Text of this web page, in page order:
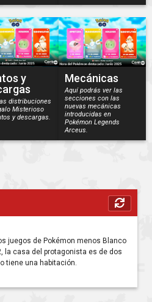
y
distribuciones
Misterioso
y descargas.
Mecánicas
Aquí podrás ver las
secciones con las
nuevas mecánicas
introducidas en
Pokémon Legends
Arceus.
juegos de Pokémon menos Blanco
la casa del protagonista es de dos
tiene una habitación.